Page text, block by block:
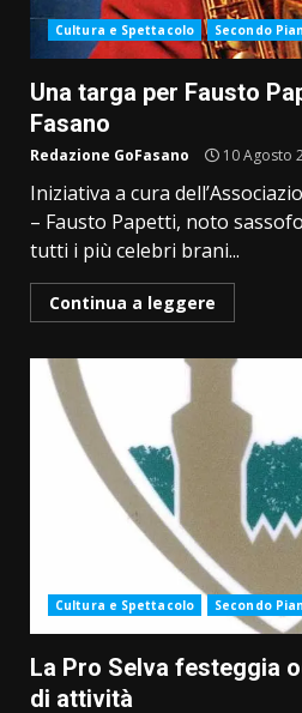
Cultura e Spettacolo Secondo
Una targa per Fausto
Fasano
Redazione GoFasano 10 Agosto
Iniziativa a cura
– Fausto Papetti, noto
tutti i più celebri brani...
Continua a leggere
Cultura e Spettacolo Secondo
La Pro Selva festeggia
di attività